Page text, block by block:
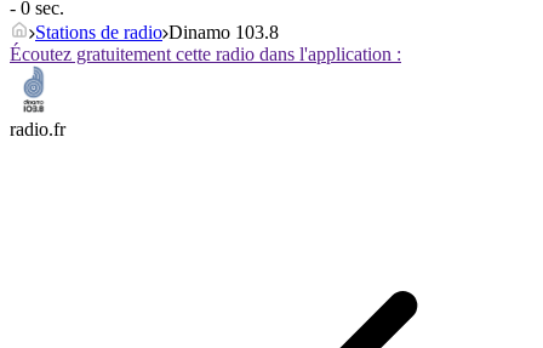
- 0 sec.
Stations de radio Dinamo 103.8
Écoutez gratuitement cette radio dans l'application :
radio.fr